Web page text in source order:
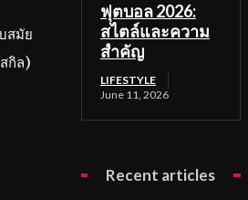
สมัย
กิล)
ฟุตบอล 2026:
สไตล์และความ
สำคัญ
LIFESTYLE
June 11, 2026
Recent articles